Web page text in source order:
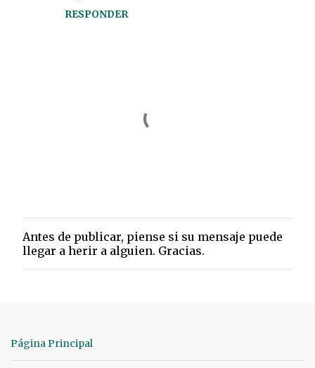
RESPONDER
P
u
b
r
u
Antes de publicar, piense si su mensaje puede
llegar a herir a alguien. Gracias.
Página Principal